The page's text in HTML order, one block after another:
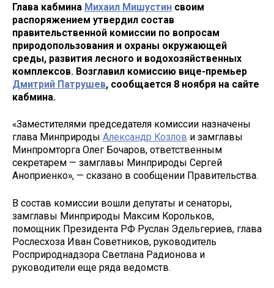
Глава кабмина Михаил Мишустин своим
распоряжением утвердил состав
правительственной комиссии по вопросам
природопользования и охраны окружающей
среды, развития лесного и водохозяйственных
комплексов. Возглавил комиссию вице-премьер
Дмитрий Патрушев, сообщается 8 ноября на сайте
кабмина.
«Заместителями председателя комиссии назначены
глава Минприроды Александр Козлов и замглавы
Минпромторга Олег Бочаров, ответственным
секретарем — замглавы Минприроды Сергей
Аноприенко», — сказано в сообщении Правительства.
В состав комиссии вошли депутаты и сенаторы,
замглавы Минприроды Максим Корольков,
помощник Президента РФ Руслан Эдельгериев, глава
Рослесхоза Иван Советников, руководитель
Росприроднадзора Светлана Радионова и
руководители еще ряда ведомств.